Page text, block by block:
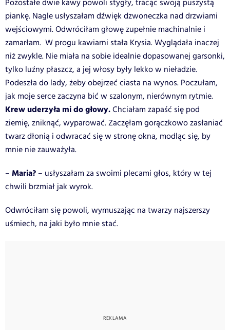
Pozostałe dwie kawy powoli stygły, tracąc swoją puszystą
piankę. Nagle usłyszałam dźwięk dzwoneczka nad drzwiami
wejściowymi. Odwróciłam głowę zupełnie machinalnie i
zamarłam. W progu kawiarni stała Krysia. Wyglądała inaczej
niż zwykle. Nie miała na sobie idealnie dopasowanej garsonki,
tylko luźny płaszcz, a jej włosy były lekko w nieładzie.
Podeszła do lady, żeby obejrzeć ciasta na wynos. Poczułam,
jak moje serce zaczyna bić w szalonym, nierównym rytmie.
Krew uderzyła mi do głowy.Chciałam zapaść się pod
ziemię, zniknąć, wyparować. Zaczęłam gorączkowo zasłaniać
twarz dłonią i odwracać się w stronę okna, modląc się, by
mnie nie zauważyła.
– Maria? – usłyszałam za swoimi plecami głos, który w tej
chwili brzmiał jak wyrok.
Odwróciłam się powoli, wymuszając na twarzy najszerszy
uśmiech, na jaki było mnie stać.